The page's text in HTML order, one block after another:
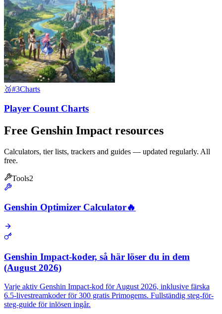
🥉#3Charts
Player Count Charts
Free Genshin Impact resources
Calculators, tier lists, trackers and guides — updated regularly. All
free.
Tools2
Genshin Optimizer Calculator🔥
Genshin Impact-koder, så här löser du in dem
(August 2026)
Varje aktiv Genshin Impact-kod för August 2026, inklusive färska
6.5-livestreamkoder för 300 gratis Primogems. Fullständig steg-för-
steg-guide för inlösen ingår.